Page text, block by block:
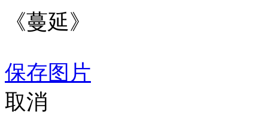
《蔓延》
保存图片
取消